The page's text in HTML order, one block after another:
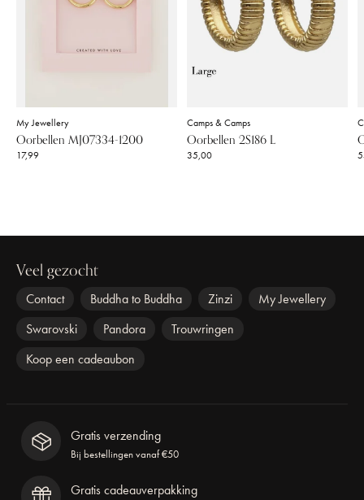
My Jewellery
Oorbellen MJ07334-1200
17,99
Camps & Camps
Oorbellen 2S186 L
35,00
Veel gezocht
Contact Buddha to Buddha Zinzi
My Jewellery
Swarovski
Pandora
Trouwringen
Koop een cadeaubon
Gratis verzending
Bij bestellingen vanaf €50
Gratis cadeauverpakking